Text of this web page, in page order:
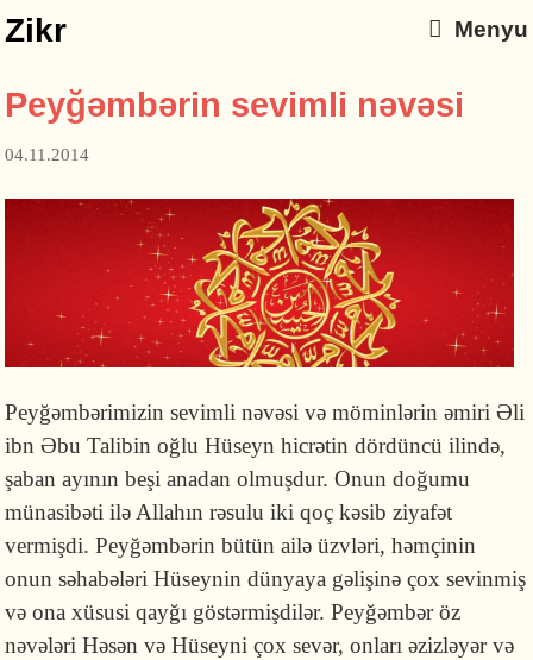
Zikr Menyu
Peyğəmbərin sevimli nəvəsi
04.11.2014
Peyğəmbərimizin sevimli nəvəsi və möminlərin əmiri Əli
ibn Əbu Talibin oğlu Hüseyn hicrətin dördüncü ilində,
şaban ayının beşi anadan olmuşdur. Onun doğumu
münasibəti ilə Allahın rəsulu iki qoç kəsib ziyafət
vermişdi. Peyğəmbərin bütün ailə üzvləri, həmçinin
onun səhabələri Hüseynin dünyaya gəlişinə çox sevinmiş
və ona xüsusi qayğı göstərmişdilər. Peyğəmbər öz
nəvələri Həsən və Hüseyni çox sevər, onları əzizləyər və